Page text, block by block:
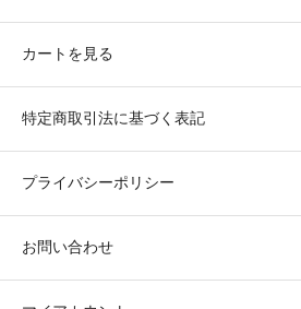
カートを見る
特定商取引法に基づく表記
プライバシーポリシー
お問い合わせ